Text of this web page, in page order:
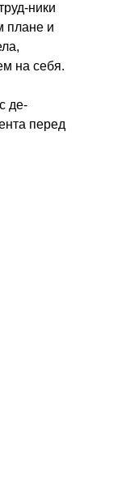
ники
плане и
на себя.
де-
перед